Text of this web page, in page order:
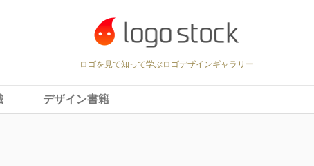
ロゴを見て知って学ぶロゴデザインギャラリー
デザイン書籍